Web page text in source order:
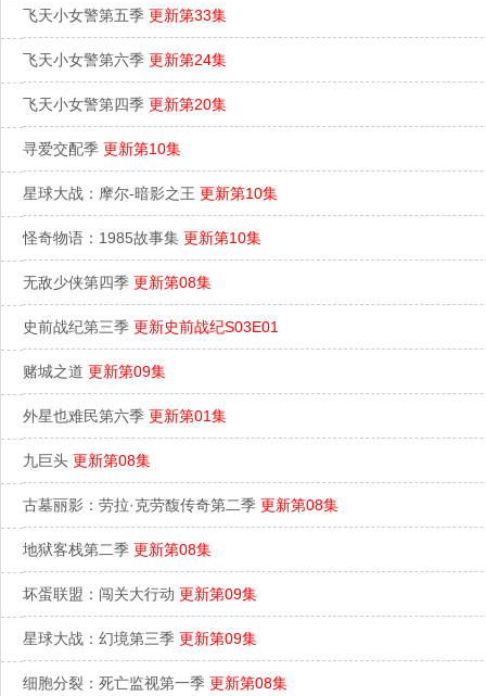
飞天小女警第五季 更新第33集
飞天小女警第六季 更新第24集
飞天小女警第四季 更新第20集
寻爱交配季 更新第10集
星球大战：摩尔-暗影之王 更新第10集
怪奇物语：1985故事集 更新第10集
无敌少侠第四季 更新第08集
史前战纪第三季 更新史前战纪S03E01
赌城之道 更新第09集
外星也难民第六季 更新第01集
九巨头 更新第08集
古墓丽影：劳拉·克劳馥传奇第二季 更新第08集
地狱客栈第二季 更新第08集
坏蛋联盟：闯关大行动 更新第09集
星球大战：幻境第三季 更新第09集
细胞分裂：死亡监视第一季 更新第08集